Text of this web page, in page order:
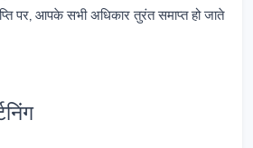
पर, आपके सभी अधिकार तुरंत समाप्त हो जाते